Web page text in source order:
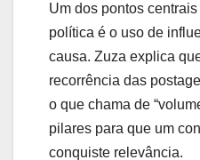
Um dos pontos
política é o uso de
causa. Zuza explica
recorrência das
o que chama de
pilares para que um
conquiste relevância.